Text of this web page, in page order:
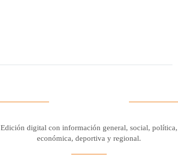
Edición digital con información general, social, política,
económica, deportiva y regional.